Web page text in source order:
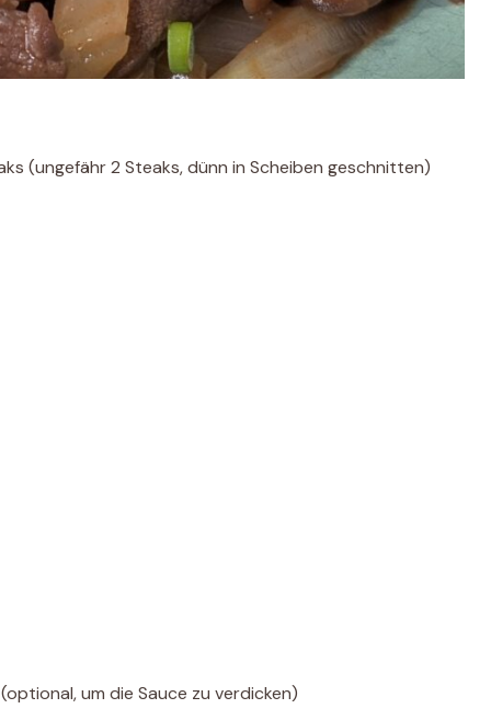
(ungefähr 2 Steaks, dünn in Scheiben geschnitten)
um die Sauce zu verdicken)